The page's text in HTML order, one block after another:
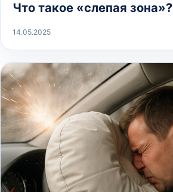
Что такое «слепая зона»?
14.05.2025